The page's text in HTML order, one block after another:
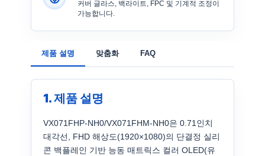
커버 글라스, 백라이트, FPC 및 기계적 조정이
가능합니다.
제품 설명 맞춤화 FAQ
1. 제품 설명
VX071FHP-NH0/VX071FHM-NH0은 0.71인치
대각선, FHD 해상도(1920×1080)의 단결정 실리
콘 백플레인 기반 능동 매트릭스 컬러 OLED(유